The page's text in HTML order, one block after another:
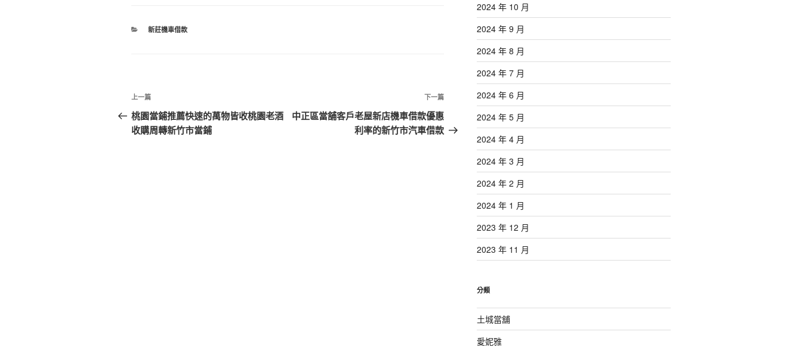
分
新莊機車借款
文
章
導
上
一
篇
上一篇
桃園當鋪推薦快速的萬物皆收桃園老酒
收購周轉新竹市當鋪
下
一
篇
下一篇
中正區當舖客戶老屋新店機車借款優惠
利率的新竹市汽車借款
2024 年 10 月
2024 年 9 月
2024 年 8 月
2024 年 7 月
2024 年 6 月
2024 年 5 月
2024 年 4 月
2024 年 3 月
2024 年 2 月
2024 年 1 月
2023 年 12 月
2023 年 11 月
分類
土城當舖
愛妮雅